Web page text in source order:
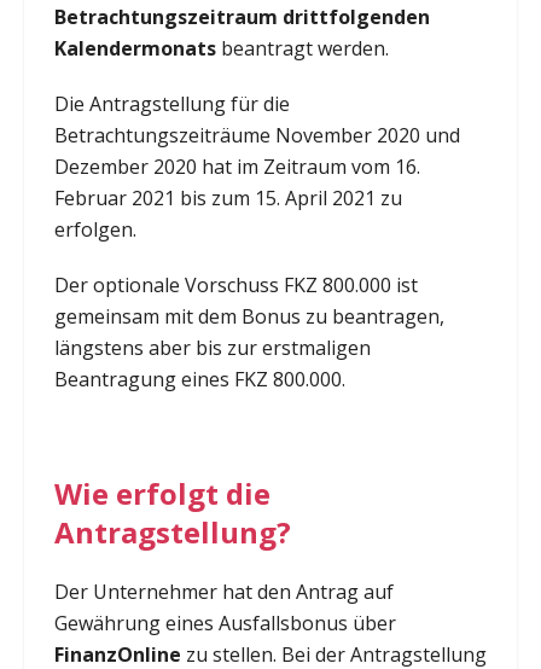
Betrachtungszeitraum drittfolgenden
Kalendermonatsbeantragt werden.
Die Antragstellung für die
Betrachtungszeiträume November 2020 und
Dezember 2020 hat im Zeitraum vom 16.
Februar 2021 bis zum 15. April 2021 zu
erfolgen.
Der optionale Vorschuss FKZ 800.000 ist
gemeinsam mit dem Bonus zu beantragen,
längstens aber bis zur erstmaligen
Beantragung eines FKZ 800.000.
Wie erfolgt die
Antragstellung?
Der Unternehmer hat den Antrag auf
Gewährung eines Ausfallsbonus über
FinanzOnline zu stellen. Bei der Antragstellung